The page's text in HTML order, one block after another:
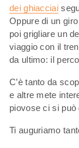
dei ghiacciai
Oppure di un
poi grigliare un
viaggio con il
da ultimo: il
C’è tanto da
e altre mete
piovose ci si può
Ti auguriamo